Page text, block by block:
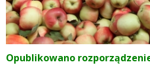
Opublikowano